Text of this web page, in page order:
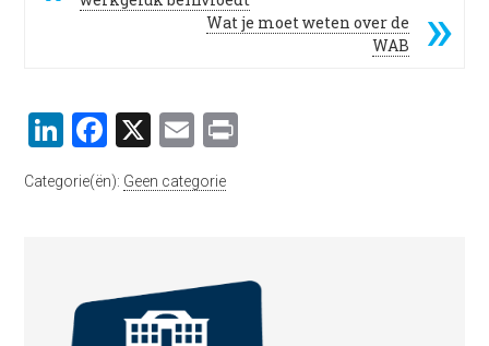
Wat je moet weten over de
WAB
LinkedIn
Facebook
X Email
Categorie(ën): Geen categorie